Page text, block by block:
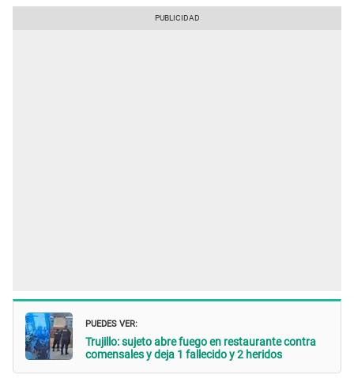
PUEDES VER:
Trujillo: sujeto abre fuego en restaurante contra
comensales y deja 1 fallecido y 2 heridos